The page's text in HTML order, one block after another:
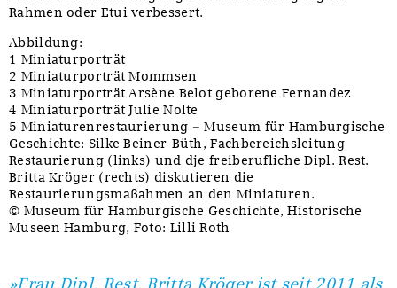
Rahmen oder Etui verbessert.
Abbildung:
1 Miniaturporträt
2 Miniaturporträt Mommsen
3 Miniaturporträt Arsène Belot geborene Fernandez
4 Miniaturporträt Julie Nolte
5 Miniaturenrestaurierung – Museum für Hamburgische
Geschichte: Silke Beiner-Büth, Fachbereichsleitung
Restaurierung (links) und dje freiberufliche Dipl. Rest.
Britta Kröger (rechts) diskutieren die
Restaurierungsmaßahmen an den Miniaturen.
© Museum für Hamburgische Geschichte, Historische
Museen Hamburg, Foto: Lilli Roth